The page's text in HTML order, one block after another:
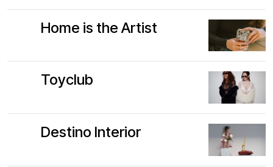
Home is the Artist
Toyclub
Destino Interior